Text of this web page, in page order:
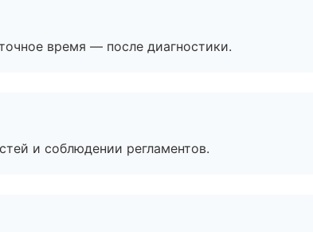
время — после диагностики.
и соблюдении регламентов.